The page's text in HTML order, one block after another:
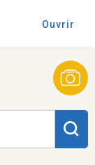
Ouvrir